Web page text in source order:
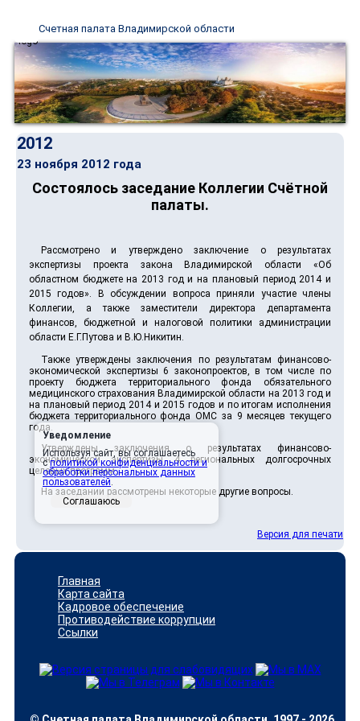
Счетная палата Владимирской области
2012
23 ноября 2012 года
Состоялось заседание Коллегии Счётной
палаты.
Рассмотрено и утверждено заключение о результатах
экспертизы проекта закона Владимирской области «Об
областном бюджете на 2013 год и на плановый период 2014 и
2015 годов». В обсуждении вопроса приняли участие члены
Коллегии, а также заместители директора департамента
финансов, бюджетной и налоговой политики администрации
области Е.Г.Путова и В.Ю.Никитин.
Также утверждены заключения по результатам финансово-
экономической экспертизы 6 законопроектов, в том числе по
проекту бюджета территориального фонда обязательного
медицинского страхования Владимирской области на 2013 год и
на плановый период 2014 и 2015 годов и по итогам исполнения
бюджета территориального фонда ОМС за 9 месяцев текущего
года.
Утверждены заключения о результатах финансово-
экономической экспертизы 4 региональных долгосрочных
целевых программ.
На заседании рассмотрены некоторые другие вопросы.
Версия для печати
Главная
Карта сайта
Кадровое обеспечение
Противодействие коррупции
Ссылки
Уведомление
Используя сайт, вы соглашаетесь
сполитикой конфиденциальности и
обработки персональных данных
пользователей.
Соглашаюсь